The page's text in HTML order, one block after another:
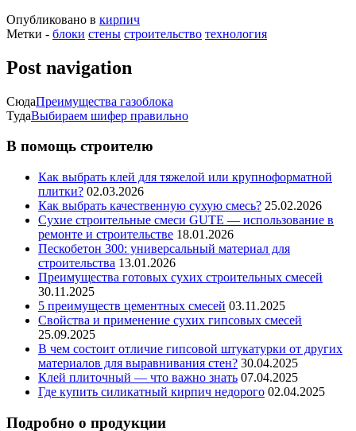
Опубликовано в кирпич
Метки - блоки стены строительство технология
Post navigation
СюдаПреимущества газоблока
ТудаВыбираем шифер правильно
В помощь строителю
Как выбрать клей для тяжелой или крупноформатной
плитки? 02.03.2026
Как выбрать качественную сухую смесь? 25.02.2026
Сухие строительные смеси GUTE — использование в
ремонте и строительстве 18.01.2026
Пескобетон 300: универсальный материал для
строительства 13.01.2026
Преимущества готовых сухих строительных смесей
30.11.2025
5 преимуществ цементных смесей 03.11.2025
Свойства и применение сухих гипсовых смесей
25.09.2025
В чем состоит отличие гипсовой штукатурки от других
материалов для выравнивания стен? 30.04.2025
Клей плиточный — что важно знать 07.04.2025
Где купить силикатный кирпич недорого 02.04.2025
Подробно о продукции